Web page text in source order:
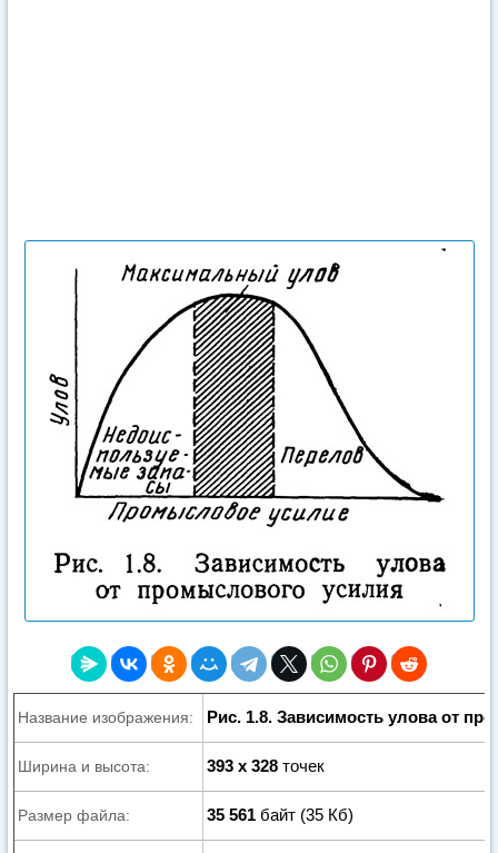
Название изображения: Рис. 1.8. Зависимость улова от
Ширина и высота: 393 x 328 точек
Размер файла: 35 561 байт (35 Кб)